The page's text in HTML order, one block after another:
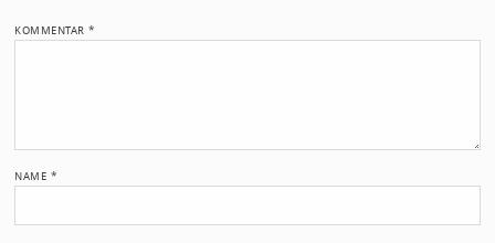
KOMMENTAR*
NAME *